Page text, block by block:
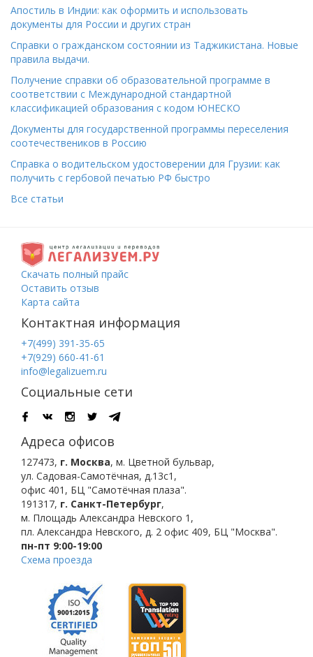
Апостиль в Индии: как оформить и использовать
документы для России и других стран
Справки о гражданском состоянии из Таджикистана. Новые
правила выдачи.
Получение справки об образовательной программе в
соответствии с Международной стандартной
классификацией образования с кодом ЮНЕСКО
Документы для государственной программы переселения
соотечествеников в Россию
Справка о водительском удостоверении для Грузии: как
получить с гербовой печатью РФ быстро
Все статьи
Скачать полный прайс
Оставить отзыв
Карта сайта
Контактная информация
+7(499) 391-35-65
+7(929) 660-41-61
info@legalizuem.ru
Социальные сети
Адреса офисов
127473, г. Москва, м. Цветной бульвар,
ул. Садовая-Самотёчная, д.13с1,
офис 401, БЦ "Самотёчная плаза".
191317, г. Санкт-Петербург,
м. Площадь Александра Невского 1 ,
пл. Александра Невского, д. 2 офис 409, БЦ "Москва".
пн-пт 9:00-19:00
Схема проезда